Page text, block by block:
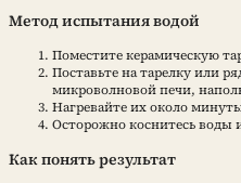
Метод испытания водой
Поместите керамическую
Поставьте на тарелку или
микроволновой печи,
Нагревайте их около
Осторожно коснитесь воды
Как понять результат